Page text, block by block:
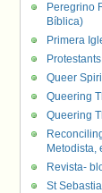
Peregrino
Bíblica)
Primera
Queer
Queering
Queering
Metodista,
Revista-
St